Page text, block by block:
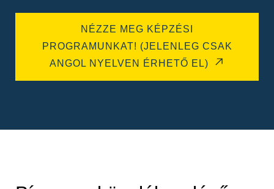
NÉZZE MEG KÉPZÉSI
PROGRAMUNKAT! (JELENLEG CSAK
ANGOL NYELVEN ÉRHETŐ EL)